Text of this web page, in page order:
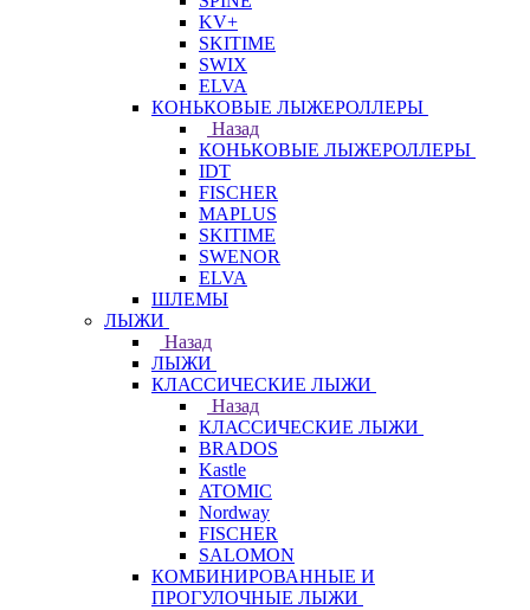
KV+
SKITIME
SWIX
ELVA
КОНЬКОВЫЕ ЛЫЖЕРОЛЛЕРЫ
Назад
КОНЬКОВЫЕ ЛЫЖЕРОЛЛЕРЫ
IDT
FISCHER
MAPLUS
SKITIME
SWENOR
ELVA
ШЛЕМЫ
ЛЫЖИ
Назад
ЛЫЖИ
КЛАССИЧЕСКИЕ ЛЫЖИ
Назад
КЛАССИЧЕСКИЕ ЛЫЖИ
BRADOS
Kastle
ATOMIC
Nordway
FISCHER
SALOMON
КОМБИНИРОВАННЫЕ И
ПРОГУЛОЧНЫЕ ЛЫЖИ